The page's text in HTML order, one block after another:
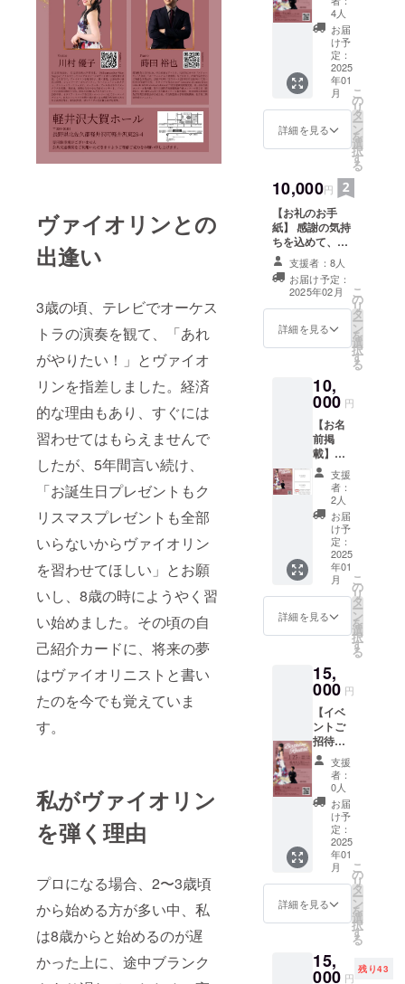
ヴァイオリンとの
出逢い
3歳の頃、テレビでオーケス
トラの演奏を観て、「あれ
がやりたい！」とヴァイオ
リンを指差しました。経済
的な理由もあり、すぐには
習わせてはもらえませんで
したが、5年間言い続け、
「お誕生日プレゼントもク
リスマスプレゼントも全部
いらないからヴァイオリン
を習わせてほしい」とお願
いし、8歳の時にようやく習
い始めました。その頃の自
己紹介カードに、将来の夢
はヴァイオリニストと書い
たのを今でも覚えていま
す。
私がヴァイオリン
を弾く理由
プロになる場合、2〜3歳頃
から始める方が多い中、私
は8歳からと始めるのが遅
かった上に、途中ブランク
現在は、東
海地方を中
心に全国で
コンサー
ト、イベン
トでの演奏
活動を行う
指導にも力
を入れてい
る。
るお名
前をご
記入く
ださ
い。 ・
お名前
のご確
認を
メール
ます。
※当日会
場にお
越しい
ただけ
ない
方、プ
ログラ
ム郵送
方は、
プログ
送させ
ていた
だきま
すの
で、支
援時、
必ず備
考欄に
お名
前、ご
住所を
ご記入
くださ
い。
(土)川村
優子
Birthda
Recital
にご招
待しま
す。 チ
ケット
の裏面
に直筆
とメッ
セージ
を書い
たご招
待券
を、当
日受付
にてお
渡しい
たしま
す。 支
お名前
をご記
入くだ
さい。
・日
程：
2025年
1月25日
(土) 14
時開演
（16時
終演予
定） ・
場所：
軽井沢
ホール
（長野
付に
て、ス
タッフ
にお名
前をお
伝えく
ださ
い。 ・
支援者
様の交
通費や
滞在費
は各自
でご負
担くだ
4人
お届
け予
定：
2025
年01
月
詳細を見る
こ
の
リ
タ
ー
ン
を
選
択
す
る
10,000円
【お礼のお手
紙】 感謝の気持
ちを込めて、直
筆でお礼のお手
紙を書きます。
支援者：8人
お届け予定：
2025年02月
詳細を見る
こ
の
リ
タ
ー
ン
を
選
択
す
る
10,
000 円
【お名
前掲
載】
2025年
1月25日
(土)Birt
hday
Recital
で配布
するプ
ログラ
ムに、
支援者
様のお
名前
（ニッ
ム）を
掲載し
ます。
・支援
時、必
ず備考
欄に希
望され
るお名
前をご
記入く
ださ
い。 ・
お名前
のご確
認を
メール
ます。
・協賛
支援
者：
2人
お届
け予
定：
2025
年01
月
詳細を見る
こ
の
リ
タ
ー
ン
を
選
択
す
る
15,
000 円
【イベ
ントご
招待＋
お手
紙】
2025年
1月25日
(土)川村
優子
Birthda
Recital
にご招
待しま
す。 チ
ケット
にサイ
ンを書
支援
者：
0人
お届
け予
定：
2025
年01
月
詳細を見る
こ
の
リ
タ
ー
ン
を
選
択
す
る
15,
000 円
残り43